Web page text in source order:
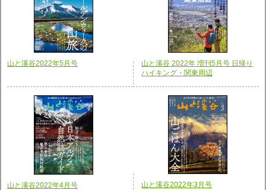
山と溪谷2022年5月号
山と溪谷 2022年 増刊5月号 日帰り
ハイキング・関東周辺
山と溪谷2022年4月号 山と溪谷2022年3月号